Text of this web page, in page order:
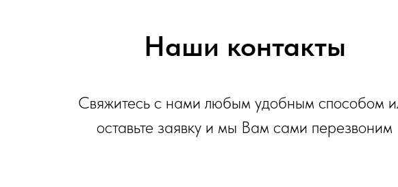
Наши контакты
Свяжитесь с нами любым удобным способом
оставьте заявку и мы Вам сами перезвоним